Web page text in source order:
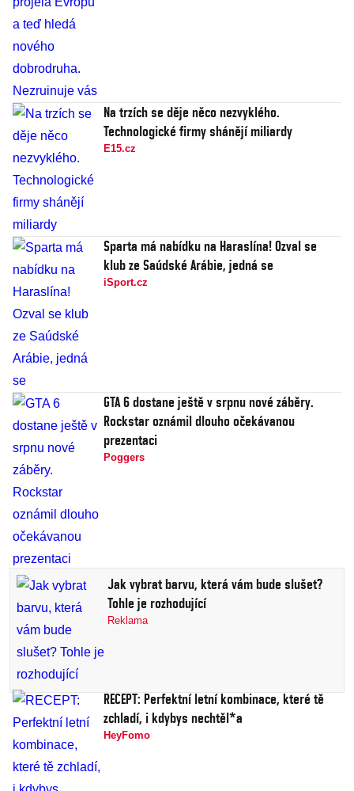
Na trzích se děje něco nezvyklého.
Technologické firmy shánějí miliardy
E15.cz
Sparta má nabídku na Haraslína! Ozval se
klub ze Saúdské Arábie, jedná se
iSport.cz
GTA 6 dostane ještě v srpnu nové záběry.
Rockstar oznámil dlouho očekávanou
prezentaci
Poggers
Jak vybrat barvu, která vám bude slušet?
Tohle je rozhodující
Reklama
RECEPT: Perfektní letní kombinace, které tě
zchladí, i kdybys nechtěl*a
HeyFomo